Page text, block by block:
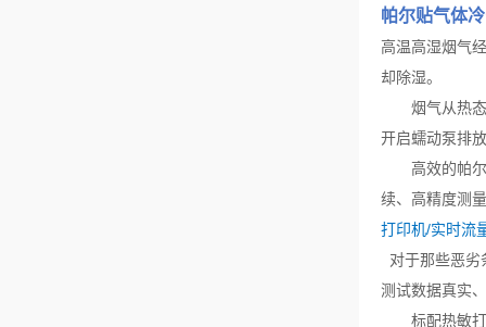
帕尔贴气体
高温高湿烟气
却除湿。
烟气从热态
开启蠕动泵排
高效的帕尔
续、高精度测
打印机/实时流
对于那些恶
测试数据真实
标配热敏打